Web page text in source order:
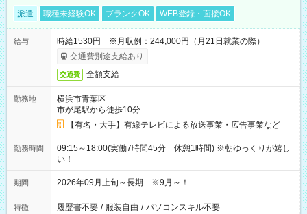
派遣 職種未経験OK ブランクOK WEB登録・面接OK
給与
時給1530円 ※月収例：244,000円（月21日就業の際）
交通費別途支給あり
交通費 全額支給
勤務地
横浜市青葉区
市が尾駅から徒歩10分
【有名・大手】有線テレビによる放送事業・広告事業など
勤務時間
09:15～18:00(実働7時間45分 休憩1時間) ※朝ゆっくりが嬉し
い！
期間 2026年09月上旬～長期 ※9月～！
特徴 履歴書不要 / 服装自由 / パソコンスキル不要